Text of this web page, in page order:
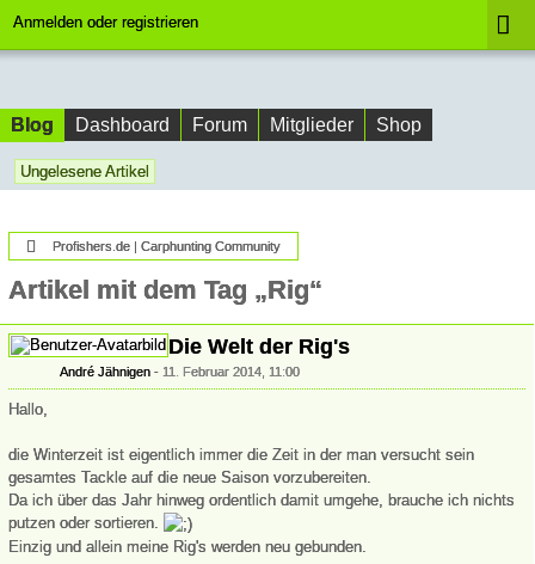
Anmelden oder registrieren
Blog Dashboard Forum Mitglieder Shop
Ungelesene Artikel
Profishers.de | Carphunting Community
Artikel mit dem Tag „Rig“
Die Welt der Rig's
André Jähnigen 11. Februar 2014, 11:00
Hallo,
die Winterzeit ist eigentlich immer die Zeit in der man versucht sein
gesamtes Tackle auf die neue Saison vorzubereiten.
Da ich über das Jahr hinweg ordentlich damit umgehe, brauche ich nichts
putzen oder sortieren.
Einzig und allein meine Rig's werden neu gebunden.